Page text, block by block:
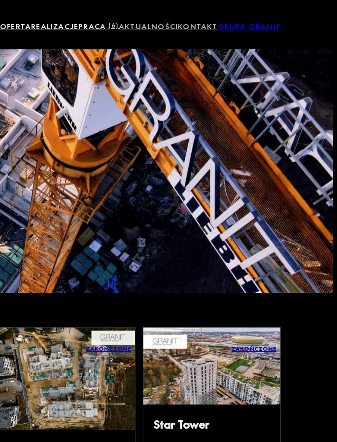
OFERTAREALIZACJEPRACA(6)AKTUALNOŚCIKONTAKTGRUPA GRANIT
ZAKOŃCZONE ZAKOŃCZONE
Star Tower